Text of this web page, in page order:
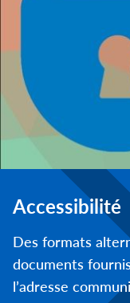
Accessibilité
Des formats
documents
l’adresse